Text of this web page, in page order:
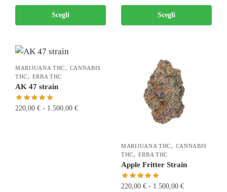
Scegli Scegli
MARIJUANA THC, CANNABIS
THC, ERBA THC
AK 47 strain
220,00 € - 1.500,00 €
MARIJUANA THC, CANNABIS
THC, ERBA THC
Apple Fritter Strain
220,00 € - 1.500,00 €